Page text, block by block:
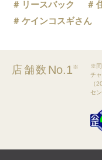
リースバック
ケインコスギさん
店舗数 No.1※
※同
チ
（
セ